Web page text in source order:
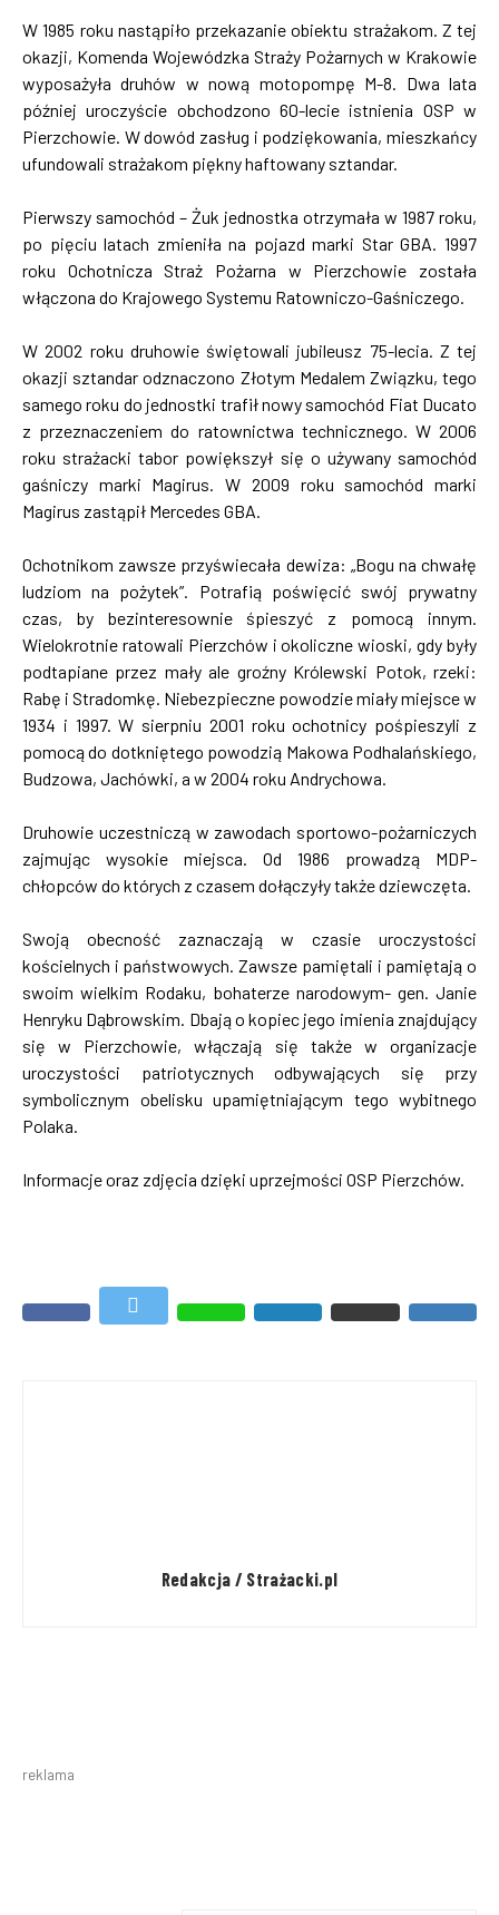
W 1985 roku nastąpiło przekazanie obiektu strażakom. Z tej
okazji, Komenda Wojewódzka Straży Pożarnych w Krakowie
wyposażyła druhów w nową motopompę M-8. Dwa lata
później uroczyście obchodzono 60-lecie istnienia OSP w
Pierzchowie. W dowód zasług i podziękowania, mieszkańcy
ufundowali strażakom piękny haftowany sztandar.
Pierwszy samochód – Żuk jednostka otrzymała w 1987 roku,
po pięciu latach zmieniła na pojazd marki Star GBA. 1997
roku Ochotnicza Straż Pożarna w Pierzchowie została
włączona do Krajowego Systemu Ratowniczo-Gaśniczego.
W 2002 roku druhowie świętowali jubileusz 75-lecia. Z tej
okazji sztandar odznaczono Złotym Medalem Związku, tego
samego roku do jednostki trafił nowy samochód Fiat Ducato
z przeznaczeniem do ratownictwa technicznego. W 2006
roku strażacki tabor powiększył się o używany samochód
gaśniczy marki Magirus. W 2009 roku samochód marki
Magirus zastąpił Mercedes GBA.
Ochotnikom zawsze przyświecała dewiza: „Bogu na chwałę
ludziom na pożytek”. Potrafią poświęcić swój prywatny
czas, by bezinteresownie śpieszyć z pomocą innym.
Wielokrotnie ratowali Pierzchów i okoliczne wioski, gdy były
podtapiane przez mały ale groźny Królewski Potok, rzeki:
Rabę i Stradomkę. Niebezpieczne powodzie miały miejsce w
1934 i 1997. W sierpniu 2001 roku ochotnicy pośpieszyli z
pomocą do dotkniętego powodzią Makowa Podhalańskiego,
Budzowa, Jachówki, a w 2004 roku Andrychowa.
Druhowie uczestniczą w zawodach sportowo-pożarniczych
zajmując wysokie miejsca. Od 1986 prowadzą MDP-
chłopców do których z czasem dołączyły także dziewczęta.
Swoją obecność zaznaczają w czasie uroczystości
kościelnych i państwowych. Zawsze pamiętali i pamiętają o
swoim wielkim Rodaku, bohaterze narodowym- gen. Janie
Henryku Dąbrowskim. Dbają o kopiec jego imienia znajdujący
się w Pierzchowie, włączają się także w organizacje
uroczystości patriotycznych odbywających się przy
symbolicznym obelisku upamiętniającym tego wybitnego
Polaka.
Informacje oraz zdjęcia dzięki uprzejmości OSP Pierzchów.
Redakcja / Strażacki.pl
reklama